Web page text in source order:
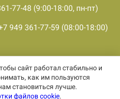
77-48 (9:00-18:00, пн-пт)
949 361-77-59 (08:00-18:00)
ООО «ПКМФ «Ольвия-
КПП 930301001
сайт работал стабильно и
как им пользуются
становиться лучше.
файлов cookie.